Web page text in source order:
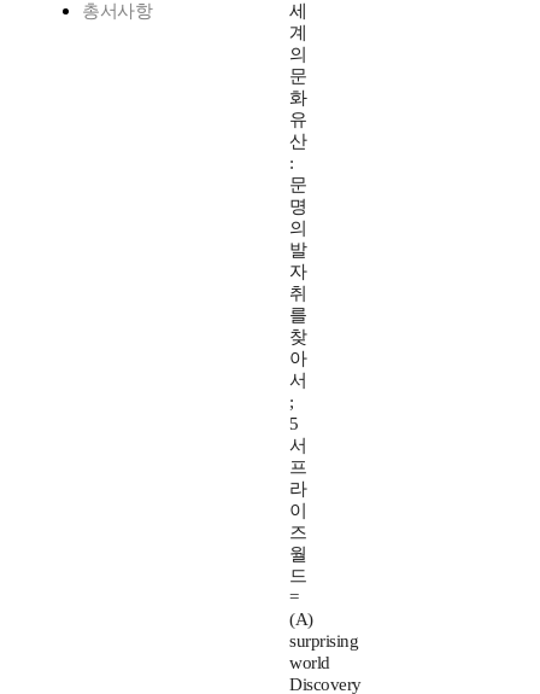
총서사항
세
계
의
문
화
유
산
:
문
명
의
발
자
취
를
찾
아
서
;
5
서
프
라
이
즈
월
드
=
(A)
surprising
world
Discovery